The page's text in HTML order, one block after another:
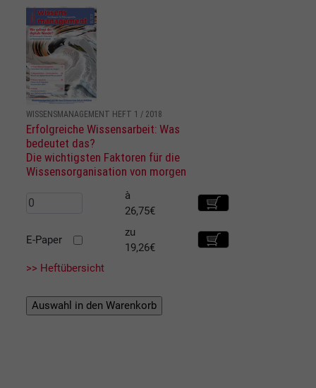
WISSENSMANAGEMENT HEFT 1 / 2018
Erfolgreiche Wissensarbeit: Was
bedeutet das?
Die wichtigsten Faktoren für die
Wissensorganisation von morgen
à
26,75€
E-Paper
zu
19,26€
>> Heftübersicht